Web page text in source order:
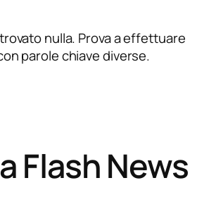
nulla. Prova a effettuare
parole chiave diverse.
Flash News